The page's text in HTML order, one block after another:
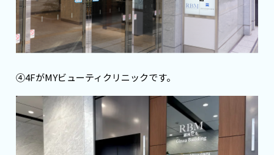
④4FがMYビューティクリニックです。